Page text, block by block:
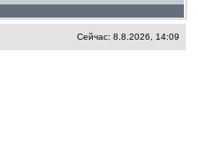
Сейчас: 8.8.2026, 14:09